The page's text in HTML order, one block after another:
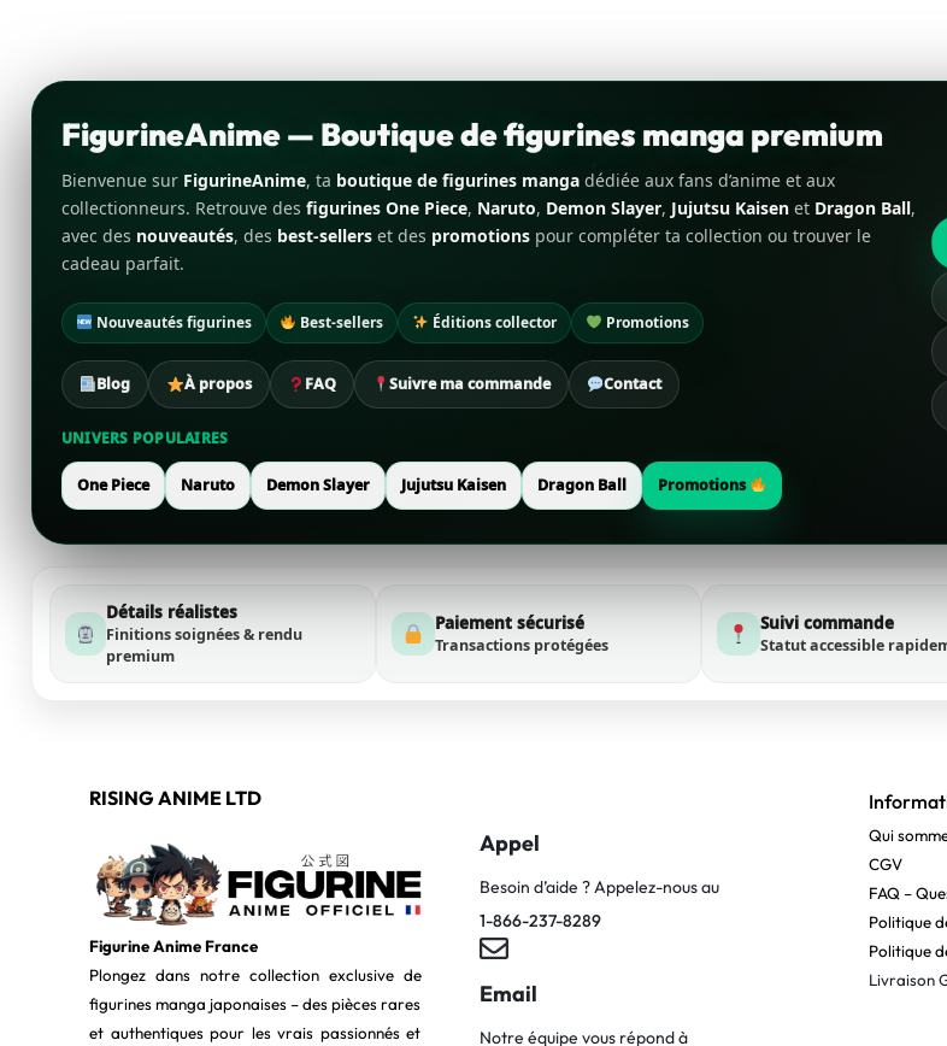
FigurineAnime — Boutique de figurines manga premium
Bienvenue sur FigurineAnime, ta boutique de figurines manga dédiée aux fans d’anime et aux
collectionneurs. Retrouve des figurines One Piece, Naruto, Demon Slayer, Jujutsu Kaisen et Dragon Ball,
avec des nouveautés, des best-sellers et des promotions pour compléter ta collection ou trouver le
cadeau parfait.
Nouveautés figurines Best-sellers Éditions collector Promotions
Blog À propos FAQ Suivre ma commande Contact
UNIVERS POPULAIRES
One Piece Naruto Demon Slayer Jujutsu Kaisen Dragon Ball Promotions
Détails réalistes
Finitions soignées & rendu
premium
Paiement sécurisé
Transactions protégées
Suivi commande
Statut accessible
RISING ANIME LTD
Figurine Anime France
Plongez dans notre collection exclusive de
figurines manga japonaises – des pièces rares
et authentiques pour les vrais passionnés et
Appel
Besoin d’aide ? Appelez-nous au
1-866-237-8289
Email
Notre équipe vous répond à
Qui
CGV
FAQ –
Politique
Politique
Livraison